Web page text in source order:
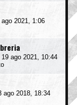
ago 2021, 1:06
19 ago 2021, 10:44
ago 2018, 18:34